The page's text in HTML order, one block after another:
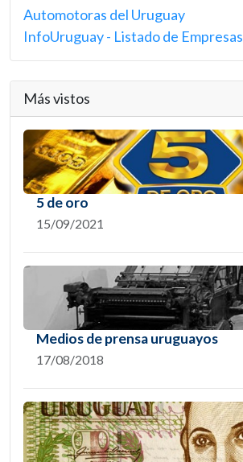
Automotoras del Uruguay
InfoUruguay - Listado de Empresas
Más vistos
5 de oro
15/09/2021
Medios de prensa uruguayos
17/08/2018